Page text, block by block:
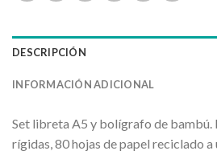
DESCRIPCIÓN
INFORMACIÓN ADICIONAL
Set libreta A5 y bolígrafo de bambú.
rígidas, 80 hojas de papel reciclado